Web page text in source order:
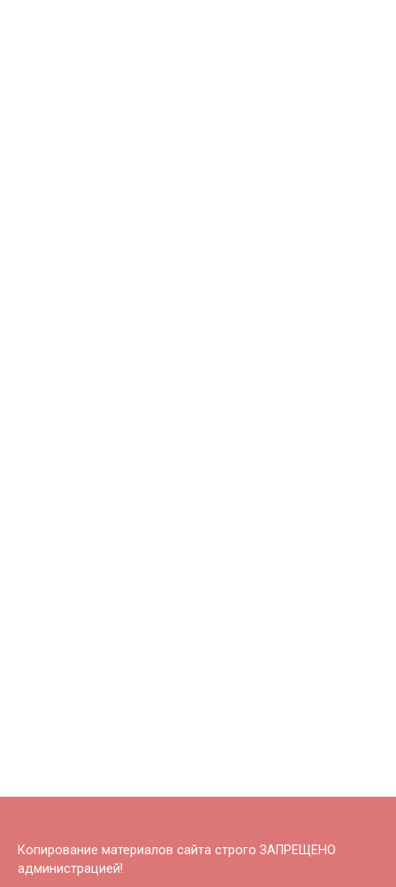
Копирование материалов сайта строго ЗАПРЕЩЕНО
администрацией!